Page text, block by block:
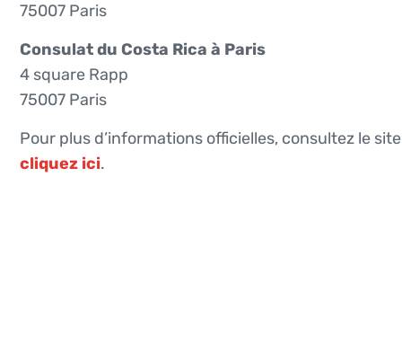
75007 Paris
Consulat du Costa Rica à Paris
4 square Rapp
75007 Paris
Pour plus d’informations officielles, consultez le
cliquez ici.